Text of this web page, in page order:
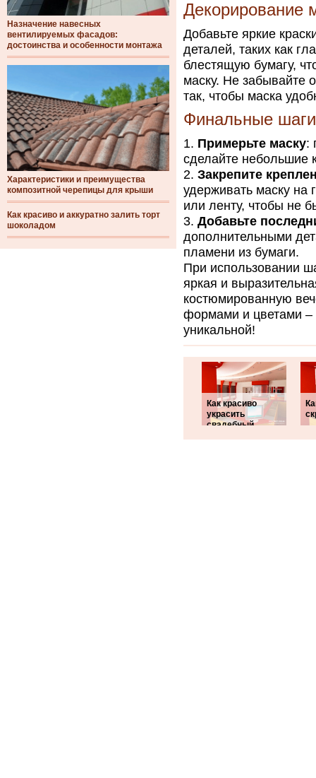
Назначение навесных
вентилируемых фасадов:
достоинства и особенности монтажа
Характеристики и преимущества
композитной черепицы для крыши
Как красиво и аккуратно залить торт
шоколадом
Декорирование
Добавьте яркие
деталей, таких как
блестящую бумагу,
маску. Не забывайте
так, чтобы маска
Финальные шаги
Примерьте маску:
сделайте небольшие
Закрепите
удерживать маску на
или ленту, чтобы не
Добавьте
дополнительными
пламени из бумаги.
При использовании
яркая и
костюмированную
формами и цветами –
уникальной!
Как красиво
украсить
свадебный